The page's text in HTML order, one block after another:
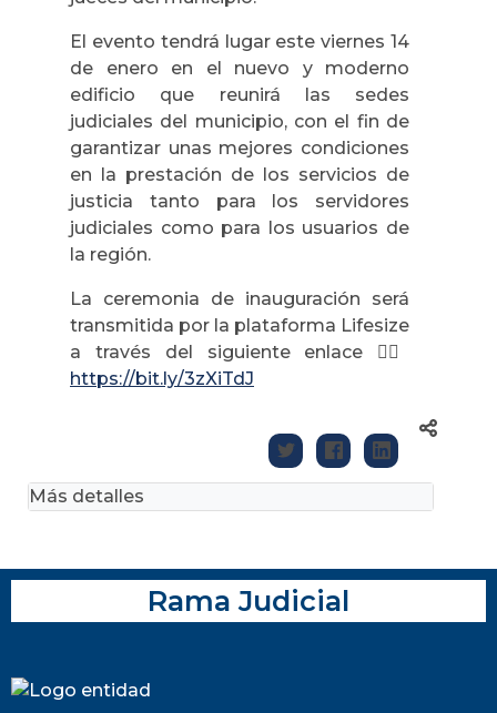
El evento tendrá lugar este viernes 14
de enero en el nuevo y moderno
edificio que reunirá las sedes
judiciales del municipio, con el fin de
garantizar unas mejores condiciones
en la prestación de los servicios de
justicia tanto para los servidores
judiciales como para los usuarios de
la región.
La ceremonia de inauguración será
transmitida por la plataforma Lifesize
a través del siguiente enlace 👉🏾
https://bit.ly/3zXiTdJ
Más detalles
Rama Judicial